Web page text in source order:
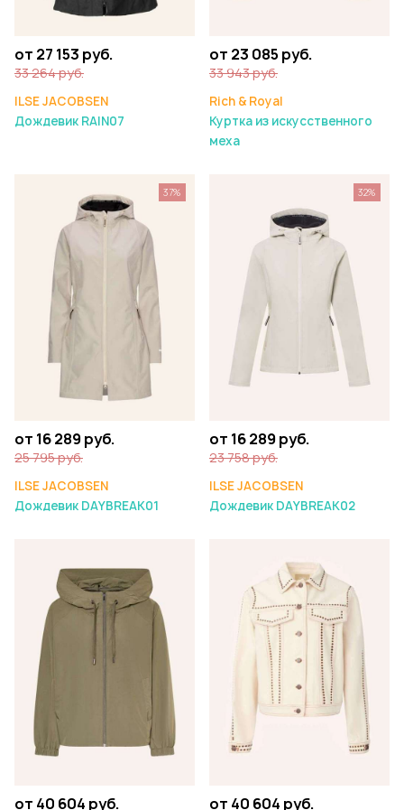
от 27 153 руб.
33 264 руб.
ILSE JACOBSEN
Дождевик RAIN07
от 23 085 руб.
33 943 руб.
Rich & Royal
Куртка из искусственного
меха
от 16 289 руб.
25 795 руб.
ILSE JACOBSEN
Дождевик DAYBREAK01
37%
от 16 289 руб.
23 758 руб.
ILSE JACOBSEN
Дождевик DAYBREAK02
32%
от 40 604 руб. от 40 604 руб.